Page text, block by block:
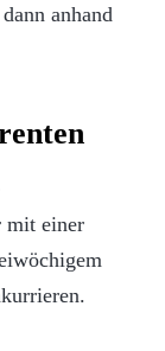
anhand
mit einer